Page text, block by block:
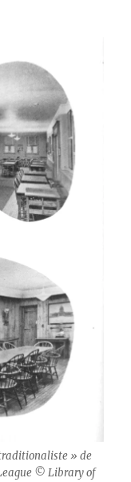
traditionaliste » de
© Library of